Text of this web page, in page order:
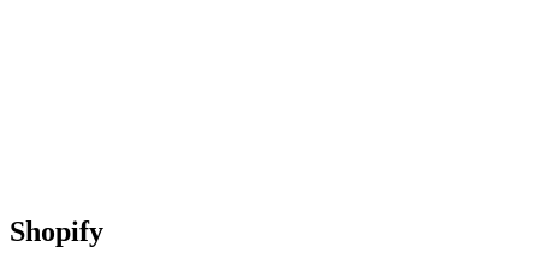
Shopify